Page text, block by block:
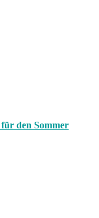
den Sommer